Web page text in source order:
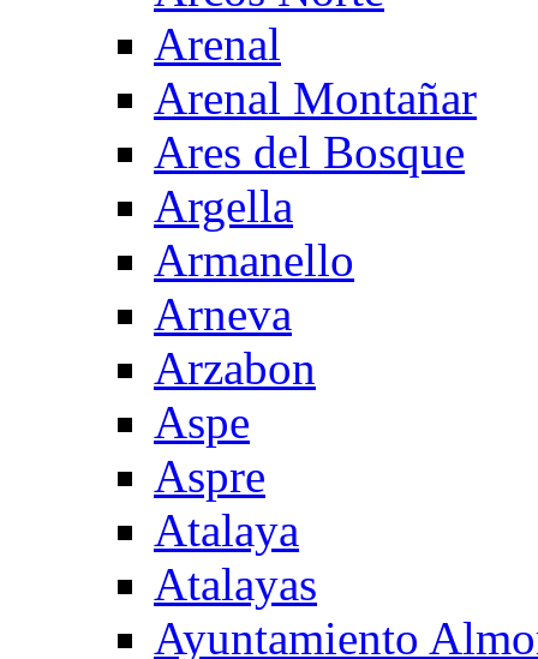
Arenal
Arenal Montañar
Ares del Bosque
Argella
Armanello
Arneva
Arzabon
Aspe
Aspre
Atalaya
Atalayas
Ayuntamiento